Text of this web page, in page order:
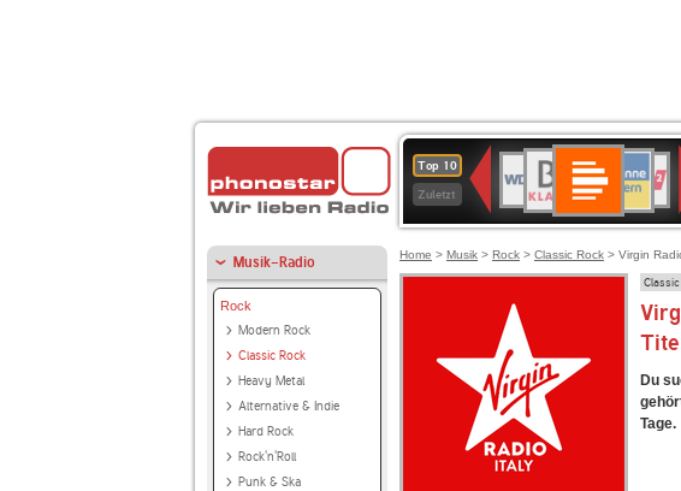
Top 10
Zuletzt
Deutschlandfunk
80er
90er
OLDIE
ANTENNE
SWR3
4
BR-
KLASSIK
Deutschlandfunk
Kultur
ANTENNE
BAYERN
SWR
Kultur
NDR
2
Musik-Radio
Rock
Modern Rock
Classic Rock
Heavy Metal
Alternative & Indie
Hard Rock
Rock'n'Roll
Punk & Ska
Home > Musik > Rock > Classic Rock > Virgin
Classic
Du
Tage.